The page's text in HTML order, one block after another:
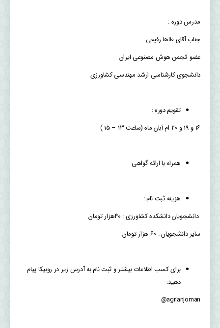
مدرس دوره :
جناب آقای طاها رفیعی
عضو انجمن هوش مصنوعی ایران
دانشجوی کارشناسی ارشد مهندسی کشاورزی
تقویم دوره :
۱۶ و ۱۹ و ۲۰ ام آبان ماه (ساعت ۱۳ – ۱۵ )
همراه با ارائه گواهی
هزینه ثبت نام :
دانشجویان دانشکده کشاورزی : ۴۰هزار تومان
سایر دانشجویان : ۶۰ هزار تومان
برای کسب اطلاعات بیشتر و ثبت نام به آدرس زیر در روبیکا پیام
دهید:
agrianjoman@